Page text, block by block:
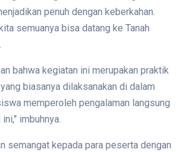
penuh dengan keberkahan.
semuanya bisa datang ke Tanah
bahwa kegiatan ini merupakan praktik
biasanya dilaksanakan di dalam
memperoleh pengalaman langsung
imbuhnya.
semangat kepada para peserta dengan